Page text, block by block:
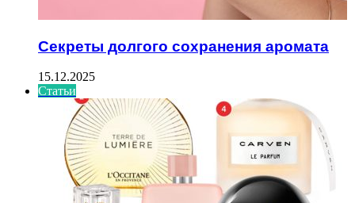
Секреты долгого сохранения аромата
15.12.2025
Статьи